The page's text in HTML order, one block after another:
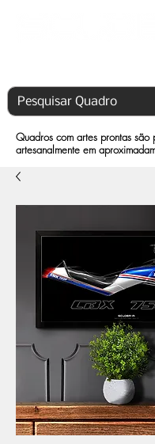
Quadros com artes prontas são
artesanalmente em